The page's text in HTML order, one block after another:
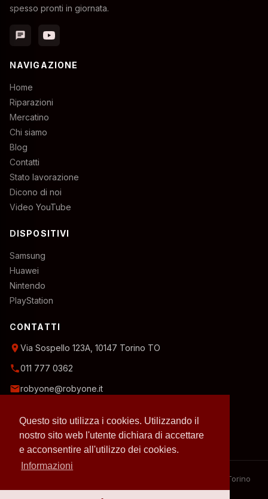
Questo sito utilizza i cookies. Utilizzando il
nostro sito web l'utente dichiara di accettare
e acconsentire all'utilizzo dei cookies.
Informazioni
spesso pronti in giornata.
chat
NAVIGAZIONE
Home
Riparazioni
Mercatino
Chi siamo
Blog
Contatti
Stato lavorazione
Dicono di noi
Video YouTube
DISPOSITIVI
Samsung
Huawei
Nintendo
PlayStation
CONTATTI
location_onVia Sospello 123A, 10147 Torino TO
phone011 777 0362
emailrobyone@robyone.it
Mar, Gio, Sab: 10:00–12:30Domenica: chiuso
– 2026 RobyOne – Laboratorio riparazioni specializzato a Torino
– P.IVA 07636130010